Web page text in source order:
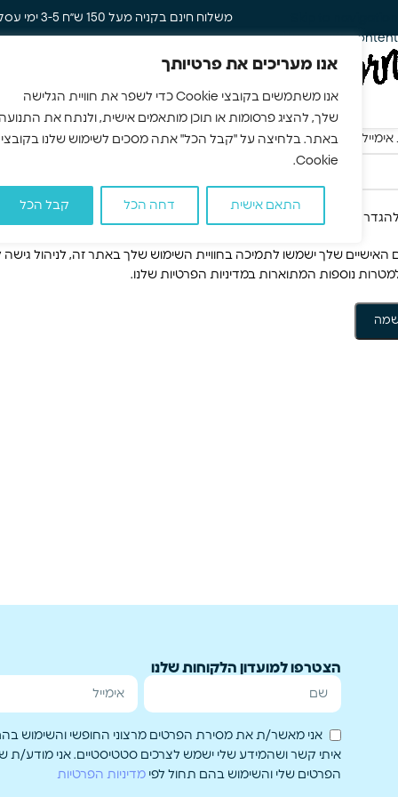
אנו מעריכים את פרטיותך
אנו משתמשים בקובצי Cookie כדי לשפר את חוויית הגלישה
שלך, להציג פרסומות או תוכן מותאמים אישית, ולנתח את התנועה
באתר. בלחיצה על "קבל הכל" אתה מסכים לשימוש שלנו בקובצי
Cookie.
התאם אישית דחה הכל קבל הכל
Skip to main content
משלוח חינם בקניה מעל 150 ש״ח 3-5 ימי עסקים
של סיסמה חדשה יישלח לכתובת האימייל שלך.
האישיים שלך ישמשו לתמיכה בחוויית השימוש שלך באתר זה, לניהול גישה
נוספות המתוארות במדיניות הפרטיות שלנו.
הצטרפו למועדון הלקוחות שלנו
אני מאשר/ת את מסירת הפרטים מרצוני החופשי והשימוש
איתי קשר ושהמידע שלי ישמש לצרכים סטטיסטיים. אני מודע/ת
הפרטים שלי והשימוש בהם תחול לפי מדיניות הפרטיות